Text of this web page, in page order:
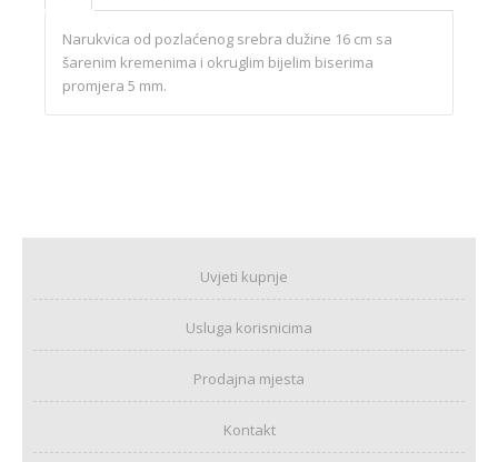
Narukvica od pozlaćenog srebra dužine 16 cm sa
šarenim kremenima i okruglim bijelim biserima
promjera 5 mm.
Uvjeti kupnje
Usluga korisnicima
Prodajna mjesta
Kontakt